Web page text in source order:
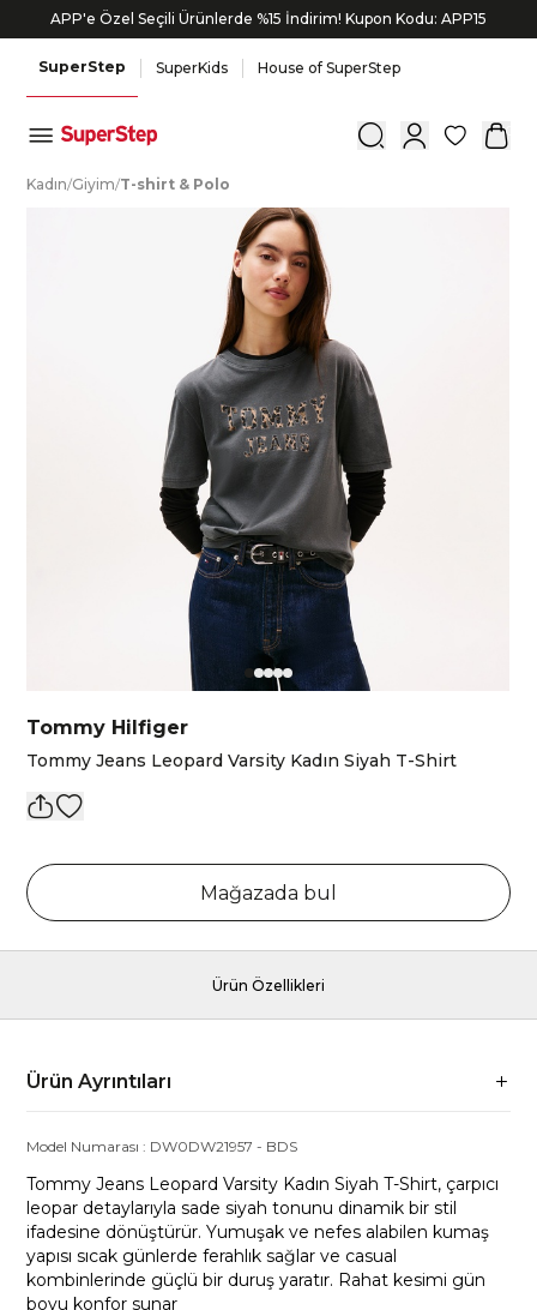
APP'e Özel Seçili Ürünlerde %15 İndirim! Kupon Kodu: APP15
SuperStep SuperKids House of SuperStep
0
Kadın/Giyim/T-shirt & Polo
Tommy Hilfiger
Tommy Jeans Leopard Varsity Kadın Siyah T-Shirt
Mağazada bul
Ürün Özellikleri
Ürün Ayrıntıları
Model Numarası : DW0DW21957 - BDS
Tommy Jeans Leopard Varsity Kadın Siyah T-Shirt, çarpıcı
leopar detaylarıyla sade siyah tonunu dinamik bir stil
ifadesine dönüştürür. Yumuşak ve nefes alabilen kumaş
yapısı sıcak günlerde ferahlık sağlar ve casual
kombinlerinde güçlü bir duruş yaratır. Rahat kesimi gün
boyu konfor sunar